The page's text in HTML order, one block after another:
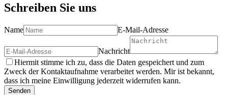
Schreiben Sie uns
Name E-Mail-Adresse
Nachricht
Hiermit stimme ich zu, dass die Daten gespeichert und zum
Zweck der Kontaktaufnahme verarbeitet werden. Mir ist bekannt,
dass ich meine Einwilligung jederzeit widerrufen kann.
Senden